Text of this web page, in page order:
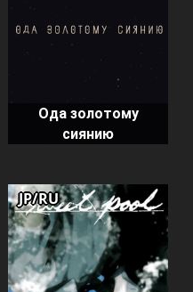
Ода золотому
сиянию
JP/RU